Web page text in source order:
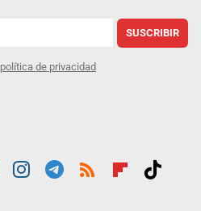
SUSCRIBIR
política de privacidad